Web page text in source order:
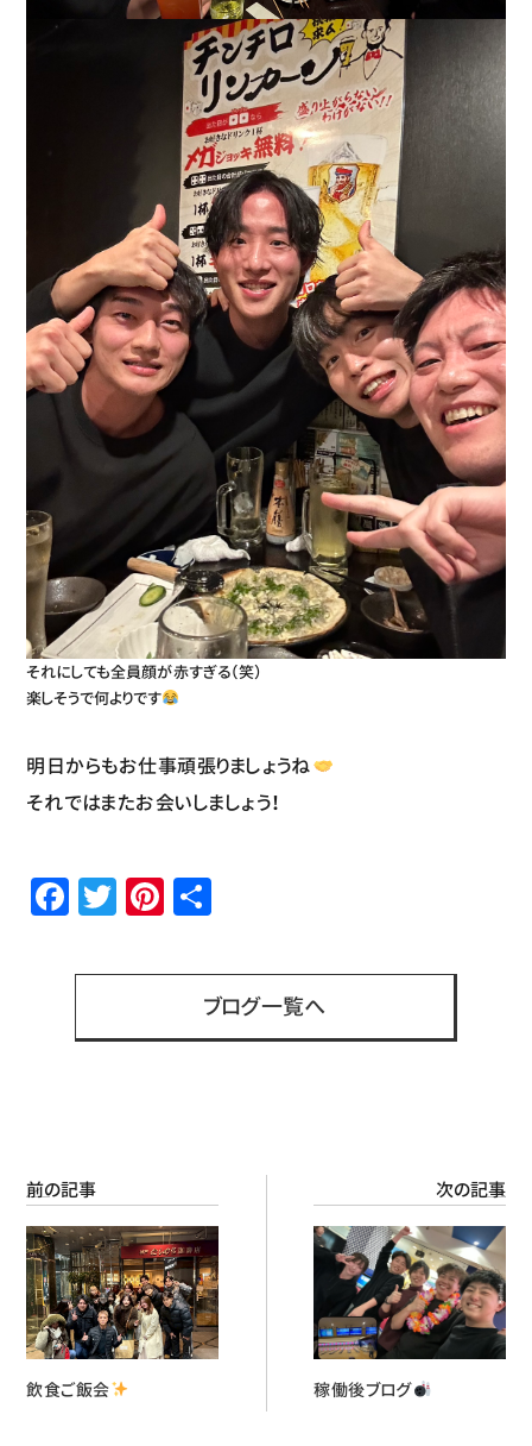
それにしても全員顔が赤すぎる（笑）
楽しそうで何よりです
明日からもお仕事頑張りましょうね
それではまたお会いしましょう！
Facebook
TwitterPinterest
ブログ一覧へ
前の記事
飲食ご飯会
次の記事
稼働後ブログ